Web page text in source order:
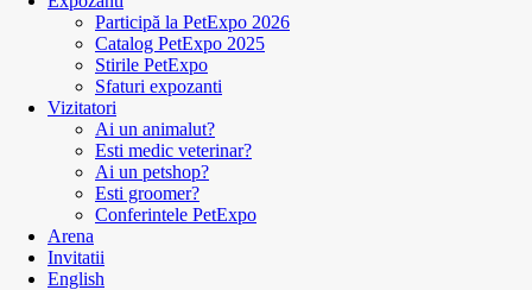
Participă la PetExpo 2026
Catalog PetExpo 2025
Stirile PetExpo
Sfaturi expozanti
Vizitatori
Ai un animalut?
Esti medic veterinar?
Ai un petshop?
Esti groomer?
Conferintele PetExpo
Arena
Invitatii
English